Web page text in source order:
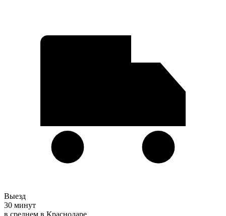
Выезд
30 минут
в среднем в Краснодаре